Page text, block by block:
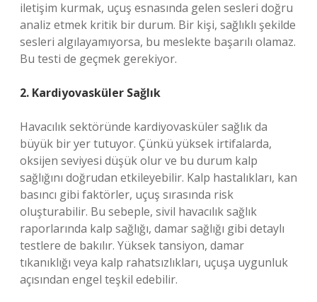
iletişim kurmak, uçuş esnasında gelen sesleri doğru
analiz etmek kritik bir durum. Bir kişi, sağlıklı şekilde
sesleri algılayamıyorsa, bu meslekte başarılı olamaz.
Bu testi de geçmek gerekiyor.
2. Kardiyovasküler Sağlık
Havacılık sektöründe kardiyovasküler sağlık da
büyük bir yer tutuyor. Çünkü yüksek irtifalarda,
oksijen seviyesi düşük olur ve bu durum kalp
sağlığını doğrudan etkileyebilir. Kalp hastalıkları, kan
basıncı gibi faktörler, uçuş sırasında risk
oluşturabilir. Bu sebeple, sivil havacılık sağlık
raporlarında kalp sağlığı, damar sağlığı gibi detaylı
testlere de bakılır. Yüksek tansiyon, damar
tıkanıklığı veya kalp rahatsızlıkları, uçuşa uygunluk
açısından engel teşkil edebilir.